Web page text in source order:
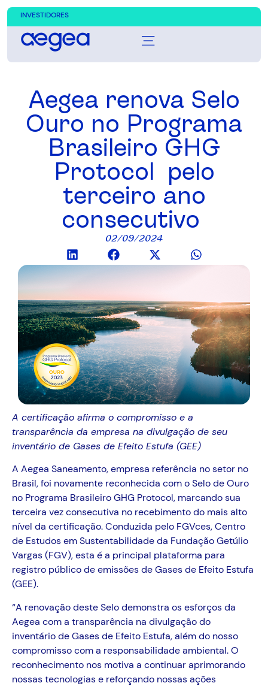
INVESTIDORES
Aegea renova Selo
Ouro no Programa
Brasileiro GHG
Protocol pelo
terceiro ano
consecutivo
02/09/2024
A certificação afirma o compromisso e a
transparência da empresa na divulgação de seu
inventário de Gases de Efeito Estufa (GEE)
A Aegea Saneamento, empresa referência no setor no
Brasil, foi novamente reconhecida com o Selo de Ouro
no Programa Brasileiro GHG Protocol, marcando sua
terceira vez consecutiva no recebimento do mais alto
nível da certificação. Conduzida pelo FGVces, Centro
de Estudos em Sustentabilidade da Fundação Getúlio
Vargas (FGV), esta é a principal plataforma para
registro público de emissões de Gases de Efeito Estufa
(GEE).
“A renovação deste Selo demonstra os esforços da
Aegea com a transparência na divulgação do
inventário de Gases de Efeito Estufa, além do nosso
compromisso com a responsabilidade ambiental. O
reconhecimento nos motiva a continuar aprimorando
nossas tecnologias e reforçando nossas ações